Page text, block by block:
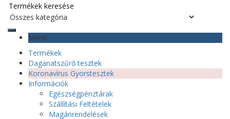
Menü
Termékek
Daganatszűrő tesztek
Koronavírus Gyorstesztek
Információk
Egészségpénztárak
Szállítási Feltételek
Magánrendelések